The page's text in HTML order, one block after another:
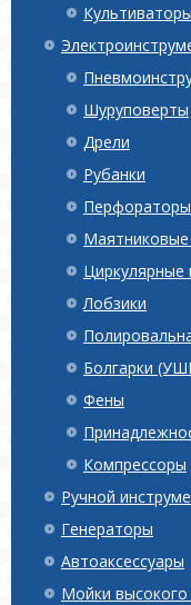
Культиваторы
Шуруповерты
Дрели
Рубанки
Перфораторы
Циркулярные
Лобзики
Болгарки
Фены
Компрессоры
Ручной
Генераторы
Автоаксессуары
Мойки высокого